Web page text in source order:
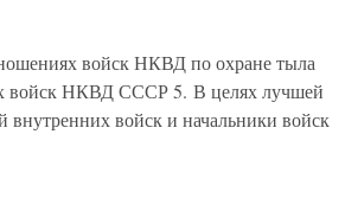
войск НКВД по охране тыла
войск НКВД СССР 5. В целях лучшей
внутренних войск и начальники войск